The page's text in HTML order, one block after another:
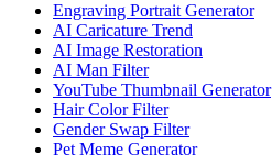
Engraving Portrait Generator
AI Caricature Trend
AI Image Restoration
AI Man Filter
YouTube Thumbnail Generator
Hair Color Filter
Gender Swap Filter
Pet Meme Generator